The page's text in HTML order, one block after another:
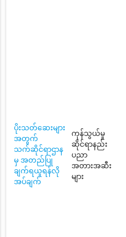
ပိုးသတ်ဆေးများ
အတွက်
သက်ဆိုင်ရာဌာန
မှ အတည်ပြု
ချက်ရယူရန်လို
အပ်ချက်
ကုန်သွယ်မှု
ဆိုင်ရာနည်း
ပညာ
အတားအဆီး
များ